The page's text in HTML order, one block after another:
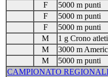
F
5000 m punti
F
5000 m punti
F
5000 m punti
M
1 g Crono
M
3000 m
M
5000 m punti
CAMPIONATO